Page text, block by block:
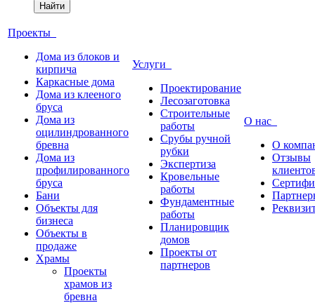
Найти
Проекты
Дома из блоков и
кирпича
Каркасные дома
Дома из клееного
бруса
Дома из
оцилиндрованного
бревна
Дома из
профилированного
бруса
Бани
Объекты для
бизнеса
Объекты в
продаже
Храмы
Проекты
храмов из
бревна
Услуги
Проектирование
Лесозаготовка
Строительные
работы
Срубы ручной
рубки
Экспертиза
Кровельные
работы
Фундаментные
работы
Планировщик
домов
Проекты от
партнеров
О нас
О
Отзывы